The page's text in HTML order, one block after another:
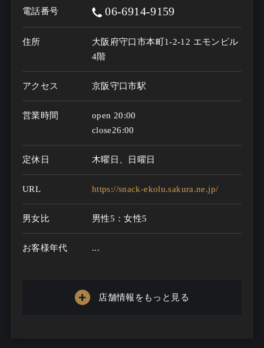
電話番号 06-6914-9159
住所
大阪府守口市本町1-2-12 エモンビル
4階
アクセス 京阪守口市駅
営業時間
open 20:00
close26:00
定休日 木曜日、日曜日
URL https://snack-ekolu.sakura.ne.jp/
男女比 男性5：女性5
お客様年代 ...
店舗情報をもっと見る